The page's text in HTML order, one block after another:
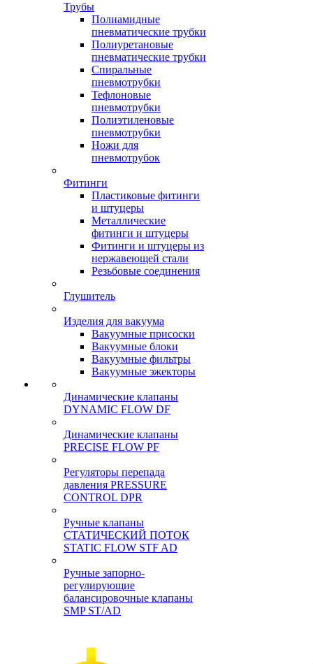
Трубы
Полиамидные
пневматические трубки
Полиуретановые
пневматические трубки
Спиральные
пневмотрубки
Тефлоновые
пневмотрубки
Полиэтиленовые
пневмотрубки
Ножи для
пневмотрубок
Фитинги
Пластиковые фитинги
и штуцеры
Металлические
фитинги и штуцеры
Фитинги и штуцеры из
нержавеющей стали
Резьбовые соединения
Глушитель
Изделия для вакуума
Вакуумные присоски
Вакуумные блоки
Вакуумные фильтры
Вакуумные эжекторы
Динамические клапаны
DYNAMIC FLOW DF
Динамические клапаны
PRECISE FLOW PF
Регуляторы перепада
давления PRESSURE
CONTROL DPR
Ручные клапаны
СТАТИЧЕСКИЙ ПОТОК
STATIC FLOW STF AD
Ручные запорно-
регулирующие
балансировочные клапаны
SMP ST/AD